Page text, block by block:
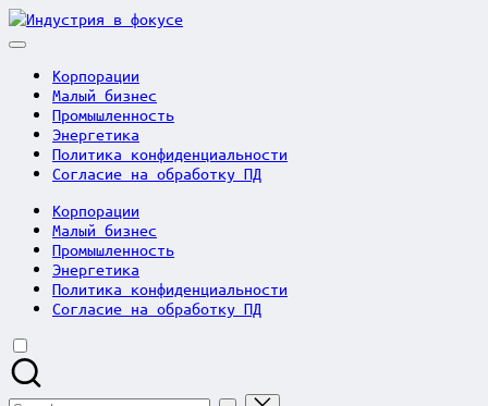
Skip
to
Индустрия
Корпорации
Малый бизнес
Промышленность
Энергетика
Политика конфиденциальности
Согласие на обработку ПД
Корпорации
Малый бизнес
Промышленность
Энергетика
Политика конфиденциальности
Согласие на обработку ПД